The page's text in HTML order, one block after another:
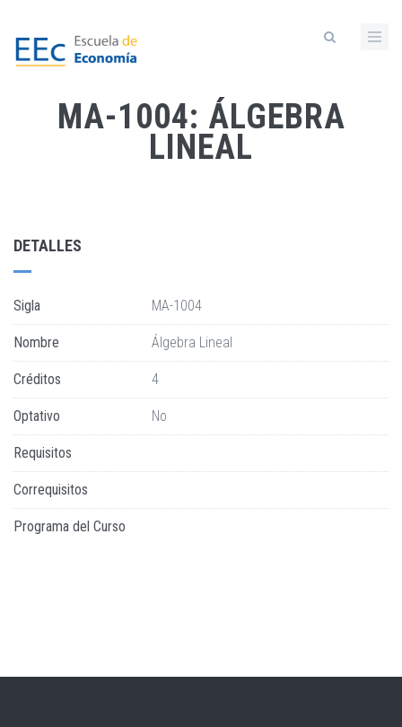
main
MA-1004: ÁLGEBRA
LINEAL
DETALLES
Sigla MA-1004
Nombre Álgebra Lineal
Créditos 4
Optativo No
Requisitos
Correquisitos
Programa del Curso